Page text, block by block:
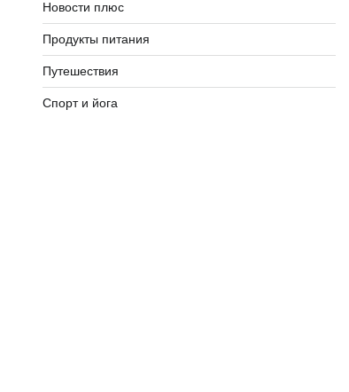
Новости плюс
Продукты питания
Путешествия
Спорт и йога